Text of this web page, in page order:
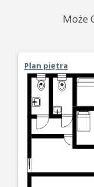
Może
Plan piętra